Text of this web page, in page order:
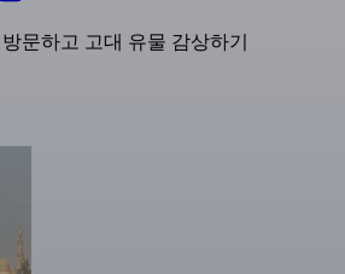
문하고 고대 유물 감상하기